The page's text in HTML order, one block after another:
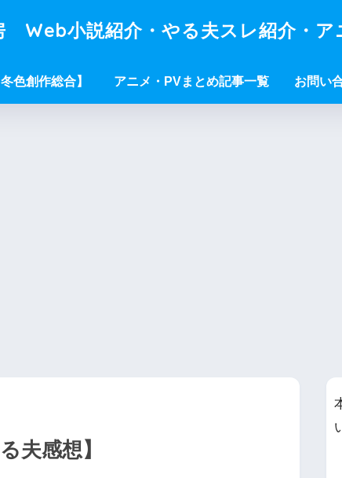
Web小説紹介・やる夫スレ紹介・ア
冬色創作総合】 アニメ・PVまとめ記事一覧 お問い
夫感想】